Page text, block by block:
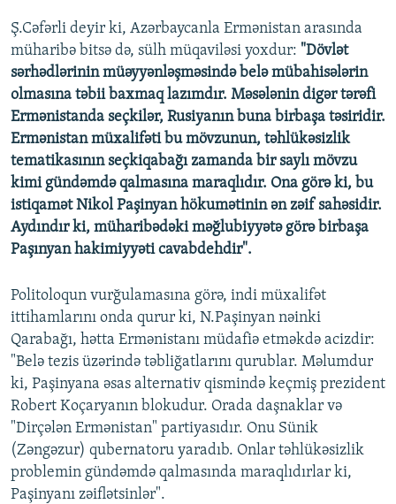
Ş.Cəfərli deyir ki, Azərbaycanla Ermənistan arasında
müharibə bitsə də, sülh müqaviləsi yoxdur: "Dövlət
sərhədlərinin müəyyənləşməsində belə mübahisələrin
olmasına təbii baxmaq lazımdır. Məsələnin digər tərəfi
Ermənistanda seçkilər, Rusiyanın buna birbaşa təsiridir.
Ermənistan müxalifəti bu mövzunun, təhlükəsizlik
tematikasının seçkiqabağı zamanda bir saylı mövzu
kimi gündəmdə qalmasına maraqlıdır. Ona görə ki, bu
istiqamət Nikol Paşinyan hökumətinin ən zəif sahəsidir.
Aydındır ki, müharibədəki məğlubiyyətə görə birbaşa
Paşınyan hakimiyyəti cavabdehdir".
Politoloqun vurğulamasına görə, indi müxalifət
ittihamlarını onda qurur ki, N.Paşinyan nəinki
Qarabağı, hətta Ermənistanı müdafiə etməkdə acizdir:
"Belə tezis üzərində təbliğatlarını qurublar. Məlumdur
ki, Paşinyana əsas alternativ qismində keçmiş prezident
Robert Koçaryanın blokudur. Orada daşnaklar və
"Dirçələn Ermənistan" partiyasıdır. Onu Sünik
(Zəngəzur) qubernatoru yaradıb. Onlar təhlükəsizlik
problemin gündəmdə qalmasında maraqlıdırlar ki,
Paşinyanı zəiflətsinlər".